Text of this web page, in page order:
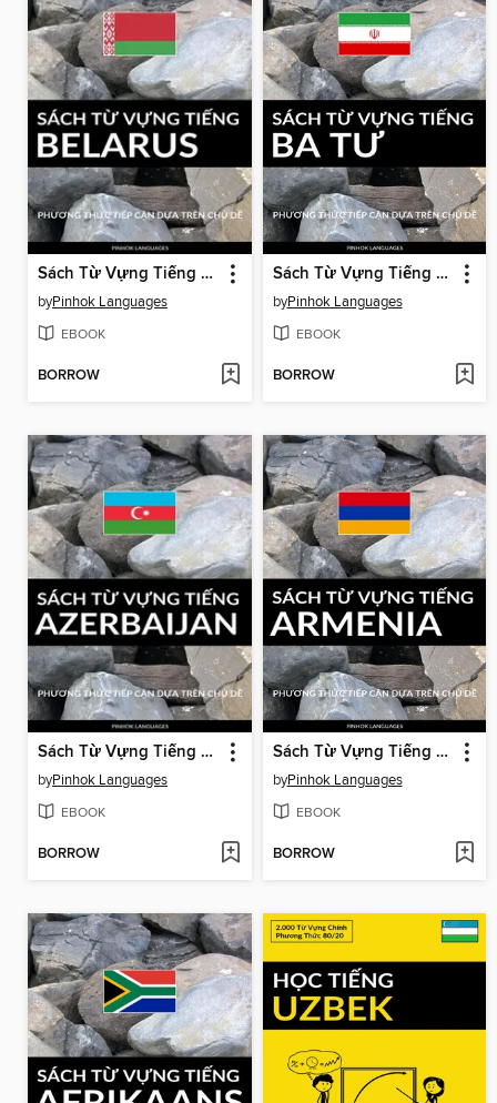
Sách Từ Vựng Tiếng Belarus
byPinhok Languages
EBOOK
BORROW
Sách Từ Vựng Tiếng Ba Tư
byPinhok Languages
EBOOK
BORROW
Sách Từ Vựng Tiếng Azerbaijan
byPinhok Languages
EBOOK
BORROW
Sách Từ Vựng Tiếng Armenia
byPinhok Languages
EBOOK
BORROW